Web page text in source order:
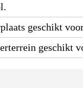
geschikt
geschikt